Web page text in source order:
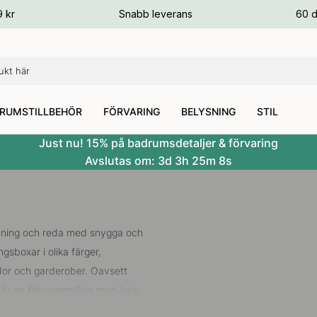
kr Snabb leverans 60
FÖRVARING BELYSNING STIL
Just nu! 15% på badrumsdetaljer & förvaring
Avslutas om: 3d 3h 25m 6s
och reda med snygga och
i olika färger,
och garderober. Oavsett
lätt försvinner – samtidigt